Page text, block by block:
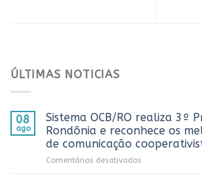
ÚLTIMAS NOTICIAS
08
ago
Sistema OCB/RO realiza 3º
Rondônia e reconhece os
de comunicação
Comentários desativados